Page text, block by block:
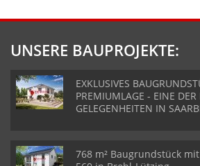
UNSERE BAUPROJEKTE:
EXKLUSIVES
PREMIUMLAGE - EINE DER
GELEGENHEITEN IN
768 m² Baugrundstück